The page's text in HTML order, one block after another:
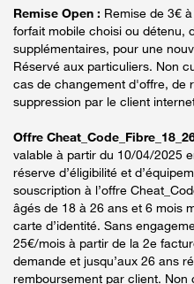
Remise Open : Remise de 3€
forfait mobile choisi ou détenu,
supplémentaires, pour une
Réservé aux particuliers. Non
cas de changement d'offre, de
suppression par le client
Offre
valable à partir du 10/04/2025
réserve d’éligibilité et
souscription à l’offre
âgés de 18 à 26 ans et 6 mois
carte d’identité. Sans
25€/mois à partir de la 2e
demande et jusqu’aux 26 ans
remboursement par client. Non